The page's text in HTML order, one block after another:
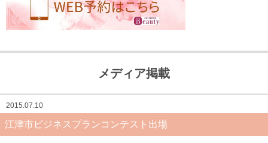
あなたの最適なコース診断
メディア掲載
2015.07.10
江津市ビジネスプランコンテスト出場